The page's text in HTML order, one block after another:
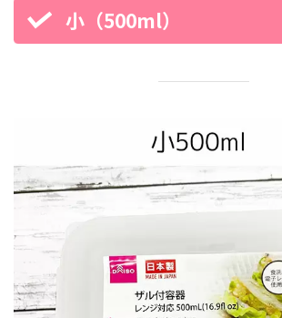
小（500ml）